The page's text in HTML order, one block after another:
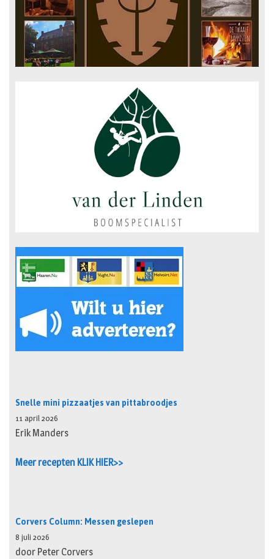
Snelle mini pizzaatjes van pittabroodjes
11 april 2026
Erik Manders
Meer recepten KLIK HIER>>
Corvers Column: Messen geslepen
8 juli 2026
door Peter Corvers